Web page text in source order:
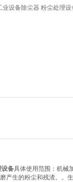
设备具体使用范围：机械
产生的粉尘和残渣。。